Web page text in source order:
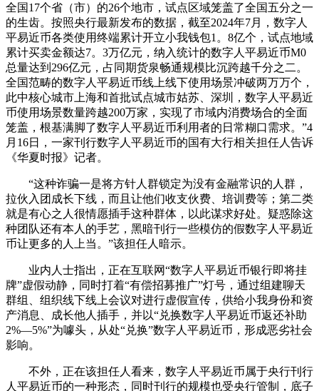
全国17个省（市）的26个地市，试点区域笼盖了全国五分之一
的生齿。按照央行最新发布的数据，截至2024年7月，数字人
平易近币各类使用终端累计开立小我钱包1。8亿个，试点地域
累计买卖金额达7。3万亿元，纳入统计的数字人平易近币M0
总量达到296亿元，占同期货泉畅通规模比沉跨越千分之二。
全国范畴的数字人平易近币线上线下使用场景冲破两万万个，
此中核心城市上海和首批试点城市姑苏、深圳，数字人平易近
币使用场景数量跨越200万家，实现了市域内消费场合的全面
笼盖，根基满脚了数字人平易近币利用者的日常糊口需求。”4
月16日，一家刊行数字人平易近币的国有大行相关担任人告诉
《华夏时报》记者。
“这种诈骗一是将方针人群锁定为没有金融常识的人群，
拉伙入团成长下线，而且让他们收支伙费、培训费等；第二类
就是有心之人很情愿插手这种群体，以此谋求好处。疑惑除这
种团队还有本人的手艺，黑暗刊行一些模仿的假数字人平易近
币让更多的人上当。”该担任人暗示。
业内人士指出，正在互联网“数字人平易近币银行即将挂
牌”虚假动静，同时打着“有偿招募推广”灯号，通过组建聊天
群组、组织线下线上会议对进行虚假宣传，供给小我身份和资
产消息、成长他人插手，并以“兑换数字人平易近币返还补助
2%—5%”为噱头，从处“兑换”数字人平易近币，形成恶劣社会
影响。
不外，正在该担任人看来，数字人平易近币属于央行刊行
人平易近币的一种形态，同时刊行的规模也受央行管制，底子